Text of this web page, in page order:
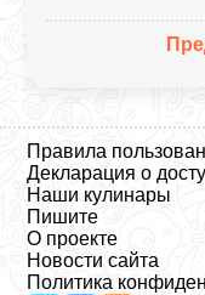
Правила
Декларация о
Наши кулинары
Пишите
О проекте
Новости сайта
Политика